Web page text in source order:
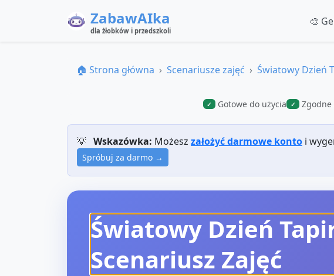
ZabawAIka
dla żłobków i przedszkoli
🎨
🏠 Strona główna Scenariusze zajęć Światowy Dzień
✓ Gotowe do użycia ✓
💡 Wskazówka: Możesz założyć darmowe konto i
Spróbuj za darmo →
Światowy Dzień
Scenariusz Zajęć